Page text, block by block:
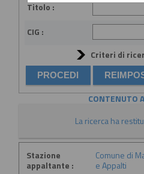
Titolo :
CIG :
Criteri di
CONTENUTO
La ricerca ha
Stazione
appaltante :
Comune di
e Appalti